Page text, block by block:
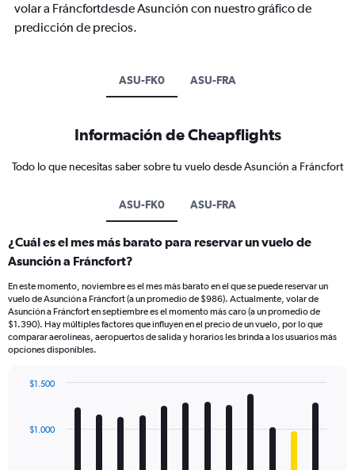
volar a Fráncfortdesde Asunción con nuestro gráfico de
predicción de precios.
ASU-FK0 ASU-FRA
Información de Cheapflights
Todo lo que necesitas saber sobre tu vuelo desde Asunción a Fráncfort
ASU-FK0 ASU-FRA
¿Cuál es el mes más barato para reservar un vuelo de
Asunción a Fráncfort?
En este momento, noviembre es el mes más barato en el que se puede reservar un
vuelo de Asunción a Fráncfort (a un promedio de $986). Actualmente, volar de
Asunción a Fráncfort en septiembre es el momento más caro (a un promedio de
$1.390). Hay múltiples factores que influyen en el precio de un vuelo, por lo que
comparar aerolíneas, aeropuertos de salida y horarios les brinda a los usuarios más
opciones disponibles.
with
12
$1.000
$1.500